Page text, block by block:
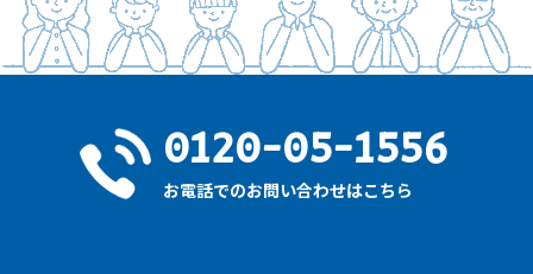
0120-05-1556
お電話でのお問い合わせはこちら